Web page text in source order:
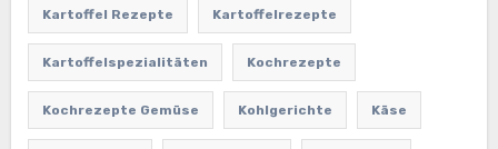
Kartoffel Rezepte Kartoffelrezepte
Kartoffelspezialitäten Kochrezepte
Kochrezepte Gemüse Kohlgerichte Käse